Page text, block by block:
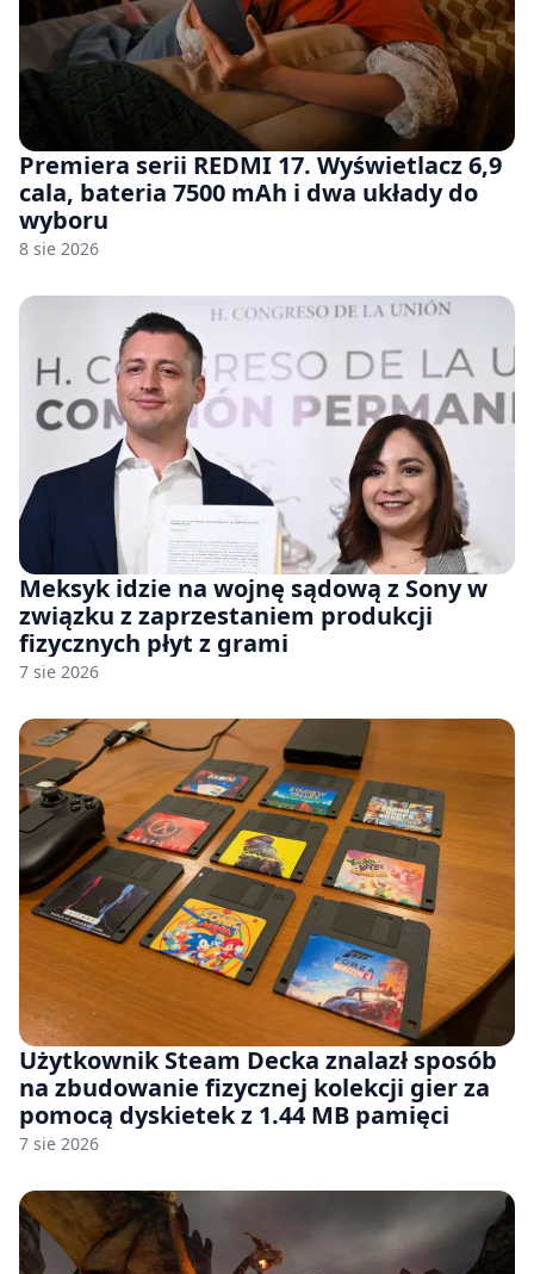
Premiera serii REDMI 17. Wyświetlacz 6,9
cala, bateria 7500 mAh i dwa układy do
wyboru
8 sie 2026
Meksyk idzie na wojnę sądową z Sony w
związku z zaprzestaniem produkcji
fizycznych płyt z grami
7 sie 2026
Użytkownik Steam Decka znalazł sposób
na zbudowanie fizycznej kolekcji gier za
pomocą dyskietek z 1.44 MB pamięci
7 sie 2026